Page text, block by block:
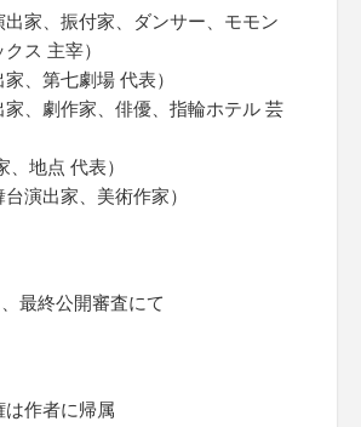
出家、振付家、ダンサー、モモン
ス 主宰）
、第七劇場 代表）
、劇作家、俳優、指輪ホテル 芸
、地点 代表）
演出家、美術作家）
最終公開審査にて
は作者に帰属